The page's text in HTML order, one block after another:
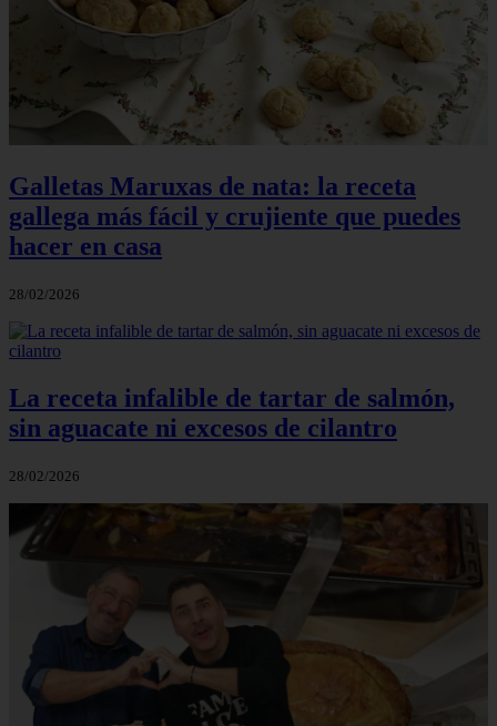
Galletas Maruxas de nata: la receta
gallega más fácil y crujiente que puedes
hacer en casa
28/02/2026
La receta infalible de tartar de salmón,
sin aguacate ni excesos de cilantro
28/02/2026